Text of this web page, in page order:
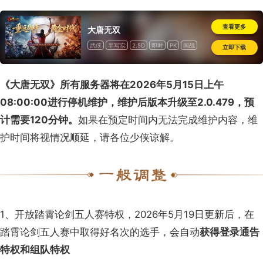
大唐无双
武侠 半写实 2.5D 即时 PK
国战
查看更多
立即下载
《大唐无双》所有服务器将在2026年5月15日上午
08:00:00进行停机维护，维护后版本升级至2.0.479，预
计需要120分钟。 如果在预定时间内无法完成维护内容，维
护时间将视情况顺延，请各位少侠谅解。
1、开放踏霄论剑五人赛特权，2026年5月19日更新后，在
踏霄论剑五人赛中取得好名次的选手，会自动获得登录通告
特权和组队特权